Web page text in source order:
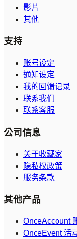
影片
其他
支持
账号设定
通知设定
我的回馈记录
联系我们
联系客服
公司信息
关于收藏家
隐私权政策
服务条款
其他产品
OnceAccount
OnceEvent 活